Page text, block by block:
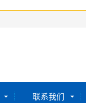
联系我们